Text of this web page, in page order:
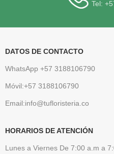
Tel:
DATOS DE CONTACTO
WhatsApp +57 3188106790
Móvil:+57 3188106790
Email:info@tufloristeria.co
HORARIOS DE ATENCIÓN
Lunes a Viernes De 7:00 a.m a